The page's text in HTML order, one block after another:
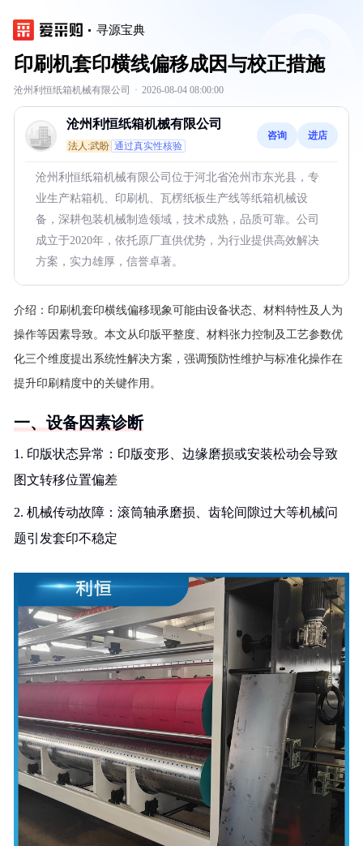
寻源宝典
印刷机套印横线偏移成因与校正措施
沧州利恒纸箱机械有限公司 · 2026-08-04 08:00:00
沧州利恒纸箱机械有限公司
法人:武盼 通过真实性核验
咨询 进店
沧州利恒纸箱机械有限公司位于河北省沧州市东光县，专
业生产粘箱机、印刷机、瓦楞纸板生产线等纸箱机械设
备，深耕包装机械制造领域，技术成熟，品质可靠。公司
成立于2020年，依托原厂直供优势，为行业提供高效解决
方案，实力雄厚，信誉卓著。
介绍： 印刷机套印横线偏移现象可能由设备状态、材料特性及人为
操作等因素导致。本文从印版平整度、材料张力控制及工艺参数优
化三个维度提出系统性解决方案，强调预防性维护与标准化操作在
提升印刷精度中的关键作用。
一、设备因素诊断
1. 印版状态异常：印版变形、边缘磨损或安装松动会导致
图文转移位置偏差
2. 机械传动故障：滚筒轴承磨损、齿轮间隙过大等机械问
题引发套印不稳定